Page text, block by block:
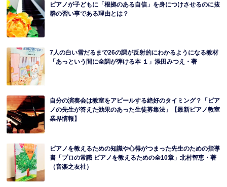
ピアノが子どもに「根拠のある自信」を身につけさせるのに抜
群の習い事である理由とは？
7人の白い雪だるまで26の調が反射的にわかるようになる教材
「あっという間に全調が弾ける本 １」添田みつえ・著
自分の演奏会は教室をアピールする絶好のタイミング？「ピア
ノの先生が答えた効果のあった生徒募集法」【最新ピアノ教室
業界情報】
ピアノを教えるための知識や心得がつまった先生のための指導
書「プロの常識 ピアノを教えるための全10章」北村智恵・著
（音楽之友社）